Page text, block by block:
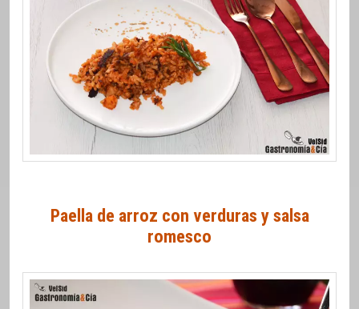
Paella de arroz con verduras y salsa
romesco